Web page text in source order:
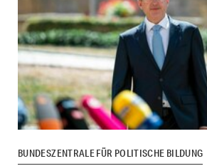
BUNDESZENTRALE FÜR POLITISCHE BILDUNG